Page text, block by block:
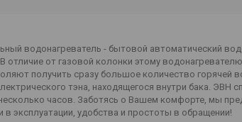
водонагреватель - бытовой автоматический
отличие от газовой колонки этому
получить сразу большое количество горячей
тэна, находящегося внутри бака. ЭВН
часов. Заботясь о Вашем комфорте, мы
в эксплуатации, удобства и простоты в обращении!